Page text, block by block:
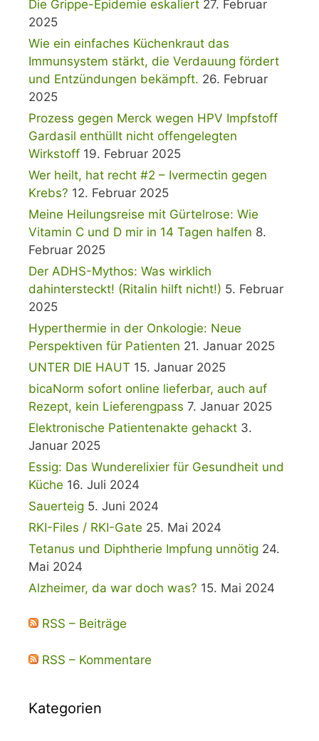
Die Grippe-Epidemie eskaliert 27. Februar
2025
Wie ein einfaches Küchenkraut das
Immunsystem stärkt, die Verdauung fördert
und Entzündungen bekämpft. 26. Februar
2025
Prozess gegen Merck wegen HPV Impfstoff
Gardasil enthüllt nicht offengelegten
Wirkstoff 19. Februar 2025
Wer heilt, hat recht #2 – Ivermectin gegen
Krebs? 12. Februar 2025
Meine Heilungsreise mit Gürtelrose: Wie
Vitamin C und D mir in 14 Tagen halfen 8.
Februar 2025
Der ADHS-Mythos: Was wirklich
dahintersteckt! (Ritalin hilft nicht!) 5. Februar
2025
Hyperthermie in der Onkologie: Neue
Perspektiven für Patienten 21. Januar 2025
UNTER DIE HAUT 15. Januar 2025
bicaNorm sofort online lieferbar, auch auf
Rezept, kein Lieferengpass 7. Januar 2025
Elektronische Patientenakte gehackt 3.
Januar 2025
Essig: Das Wunderelixier für Gesundheit und
Küche 16. Juli 2024
Sauerteig 5. Juni 2024
RKI-Files / RKI-Gate 25. Mai 2024
Tetanus und Diphtherie Impfung unnötig 24.
Mai 2024
Alzheimer, da war doch was? 15. Mai 2024
RSS – Beiträge
RSS – Kommentare
Kategorien